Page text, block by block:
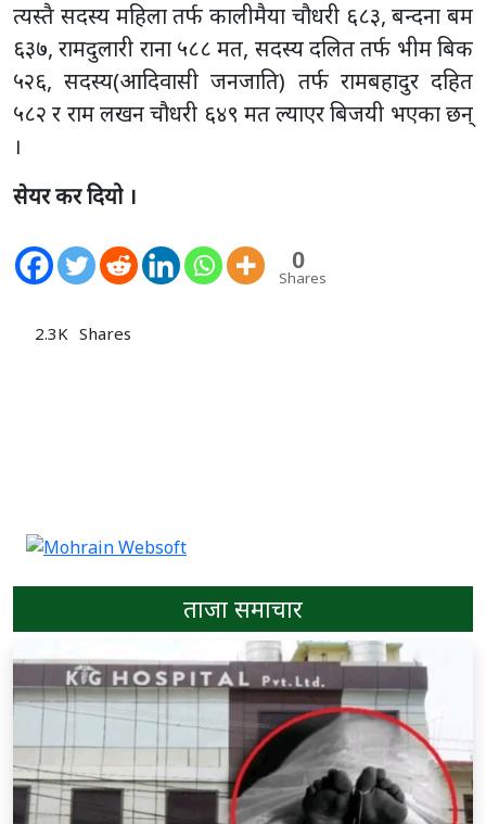
त्यस्तै सदस्य महिला तर्फ कालीमैया चौधरी ६८३, बन्दना बम
६३७, रामदुलारी राना ५८८ मत, सदस्य दलित तर्फ भीम बिक
५२६, सदस्य(आदिवासी जनजाति) तर्फ रामबहादुर दहित
५८२ र राम लखन चौधरी ६४९ मत ल्याएर बिजयी भएका छन्
।
सेयर कर दियो ।
0
Shares
2.3K Shares
ताजा समाचार